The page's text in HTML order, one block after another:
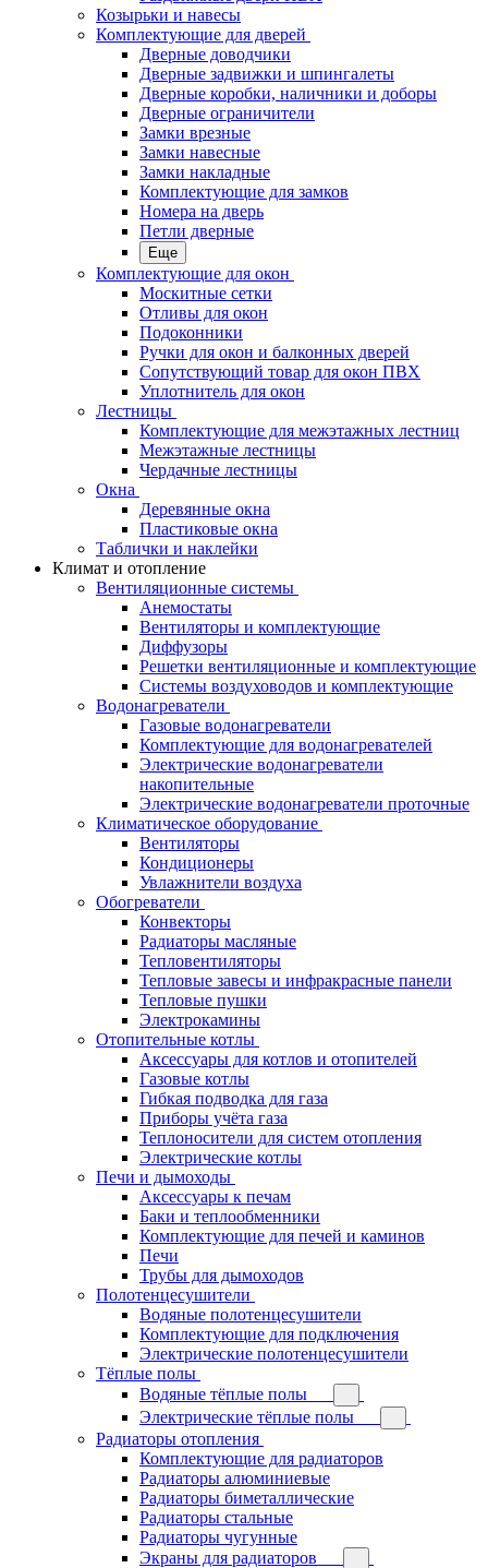
Козырьки и навесы
Комплектующие для дверей
Дверные доводчики
Дверные задвижки и шпингалеты
Дверные коробки, наличники и доборы
Дверные ограничители
Замки врезные
Замки навесные
Замки накладные
Комплектующие для замков
Номера на дверь
Петли дверные
Еще
Комплектующие для окон
Москитные сетки
Отливы для окон
Подоконники
Ручки для окон и балконных дверей
Сопутствующий товар для окон ПВХ
Уплотнитель для окон
Лестницы
Комплектующие для межэтажных лестниц
Межэтажные лестницы
Чердачные лестницы
Окна
Деревянные окна
Пластиковые окна
Таблички и наклейки
Климат и отопление
Вентиляционные системы
Анемостаты
Вентиляторы и комплектующие
Диффузоры
Решетки вентиляционные и комплектующие
Системы воздуховодов и комплектующие
Водонагреватели
Газовые водонагреватели
Комплектующие для водонагревателей
Электрические водонагреватели
накопительные
Электрические водонагреватели проточные
Климатическое оборудование
Вентиляторы
Кондиционеры
Увлажнители воздуха
Обогреватели
Конвекторы
Радиаторы масляные
Тепловентиляторы
Тепловые завесы и инфракрасные панели
Тепловые пушки
Электрокамины
Отопительные котлы
Аксессуары для котлов и отопителей
Газовые котлы
Гибкая подводка для газа
Приборы учёта газа
Теплоносители для систем отопления
Электрические котлы
Печи и дымоходы
Аксессуары к печам
Баки и теплообменники
Комплектующие для печей и каминов
Печи
Трубы для дымоходов
Полотенцесушители
Водяные полотенцесушители
Комплектующие для подключения
Электрические полотенцесушители
Тёплые полы
Водяные тёплые полы
Электрические тёплые полы
Радиаторы отопления
Комплектующие для радиаторов
Радиаторы алюминиевые
Радиаторы биметаллические
Радиаторы стальные
Радиаторы чугунные
Экраны для радиаторов